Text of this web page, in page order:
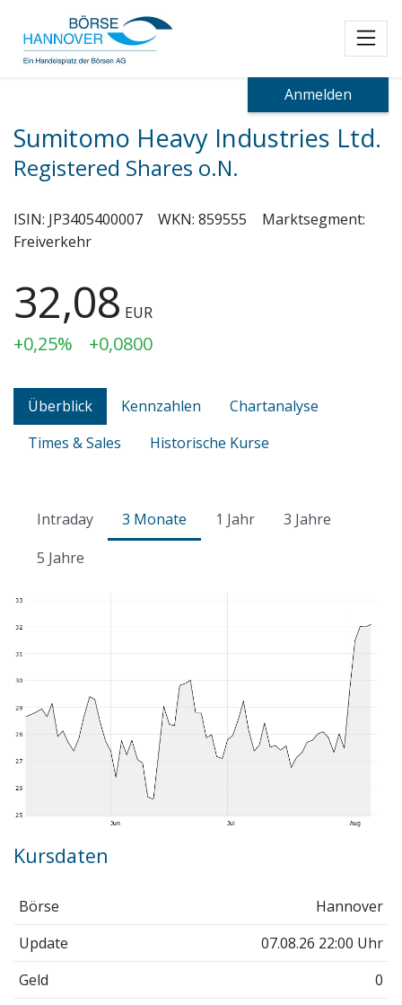
Anmelden
Sumitomo Heavy Industries Ltd.
Registered Shares o.N.
ISIN: JP3405400007 WKN: 859555
Marktsegment:
Freiverkehr
32,08 EUR
+0,25% +0,0800
Überblick Kennzahlen
Chartanalyse
Times & Sales
Historische Kurse
Intraday 3 Monate 1 Jahr
3 Jahre
5 Jahre
Kursdaten
Börse
Hannover
Update
07.08.26 22:00 Uhr
Geld
0